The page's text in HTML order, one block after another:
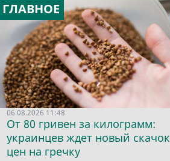
ГЛАВНОЕ
06.08.2026 11:48
От 80 гривен за килограмм:
украинцев ждет новый скачок
цен на гречку